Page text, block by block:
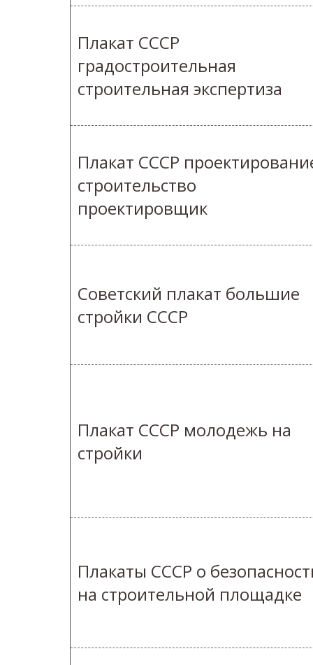
Плакат СССР
градостроительная
строительная экспертиза
Плакат СССР
строительство
проектировщик
Советский плакат большие
стройки СССР
Плакат СССР молодежь на
стройки
Плакаты СССР о
на строительной площадке